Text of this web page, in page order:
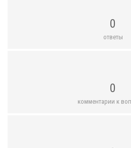
0
ответы
0
комментарии к